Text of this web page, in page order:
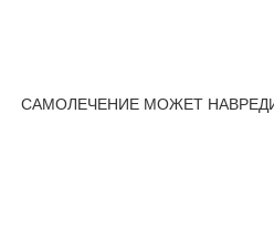
САМОЛЕЧЕНИЕ МОЖЕТ